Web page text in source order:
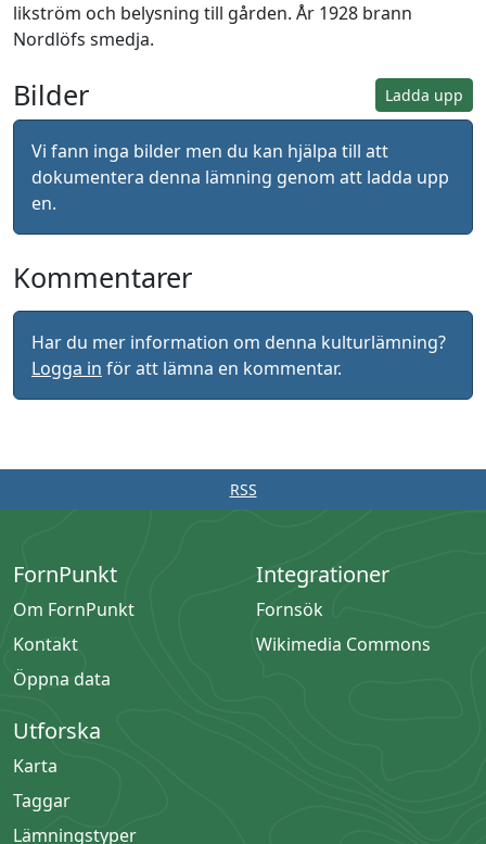
likström och belysning till gården. År 1928 brann
Nordlöfs smedja.
Ladda upp
Bilder
Vi fann inga bilder men du kan hjälpa till att
dokumentera denna lämning genom att ladda upp
en.
Kommentarer
Har du mer information om denna kulturlämning?
Logga in för att lämna en kommentar.
RSS
FornPunkt
Om FornPunkt
Kontakt
Öppna data
Integrationer
Fornsök
Wikimedia Commons
Utforska
Karta
Taggar
Lämningstyper